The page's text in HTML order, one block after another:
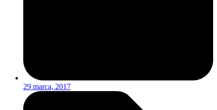
29 marca, 2017